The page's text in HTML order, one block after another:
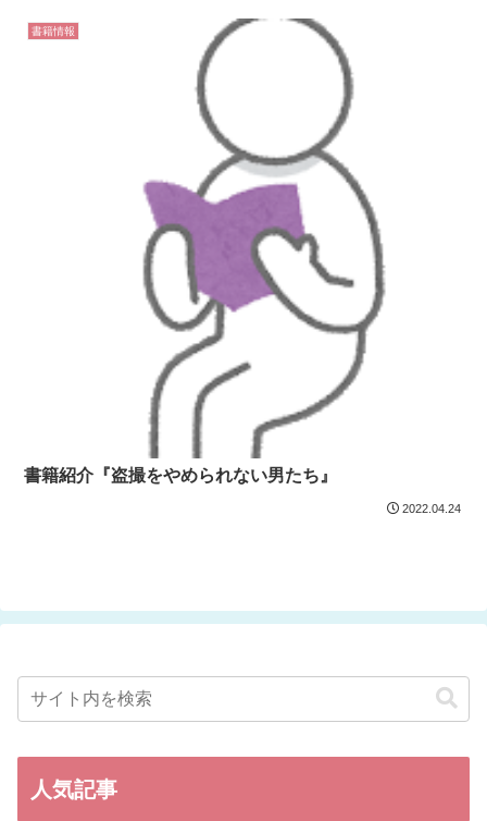
書籍情報
書籍紹介『盗撮をやめられない男たち』
2022.04.24
人気記事